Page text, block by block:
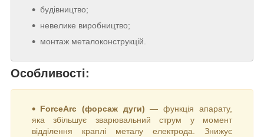
будівництво;
невелике виробництво;
монтаж металоконструкцій.
Особливості:
ForceArc (форсаж дуги) — функція апарату,
яка збільшує зварювальний струм у момент
відділення краплі металу електрода. Знижує